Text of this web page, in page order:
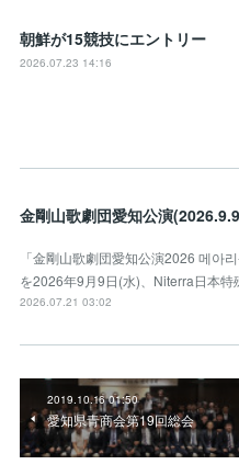
朝鮮が15競技にエントリー
2026.07.23 14:16
金剛山歌劇団愛知公演
「金剛山歌劇団愛知公演2026 메아
を2026年9月9日(水)、Niterra日本特
2026.07.21 03:02
2019.10.16 01:50
愛知県青商会第19回総会